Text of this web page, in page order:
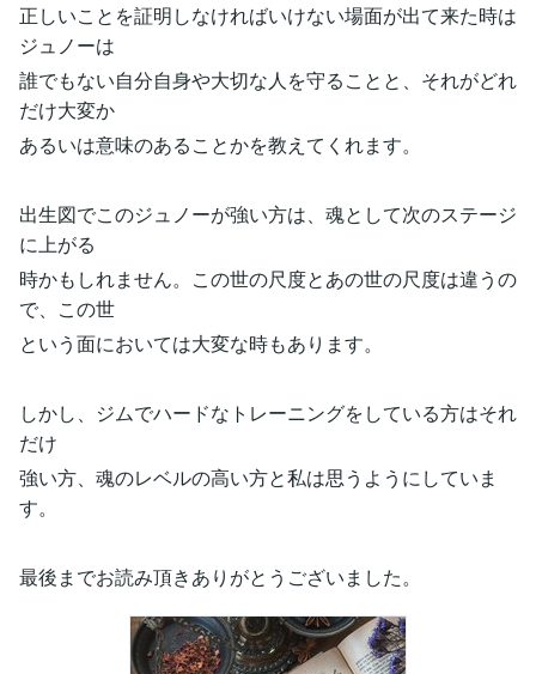
正しいことを証明しなければいけない場面が出て来た時は
ジュノーは
誰でもない自分自身や大切な人を守ることと、それがどれ
だけ大変か
あるいは意味のあることかを教えてくれます。
出生図でこのジュノーが強い方は、魂として次のステージ
に上がる
時かもしれません。この世の尺度とあの世の尺度は違うの
で、この世
という面においては大変な時もあります。
しかし、ジムでハードなトレーニングをしている方はそれ
だけ
強い方、魂のレベルの高い方と私は思うようにしていま
す。
最後までお読み頂きありがとうございました。